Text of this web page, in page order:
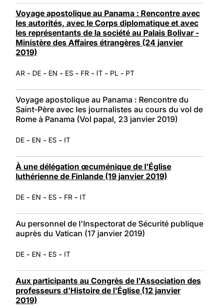
Voyage apostolique au Panama : Rencontre avec
les autorités, avec le Corps diplomatique et avec
les représentants de la société au Palais Bolivar -
Ministère des Affaires étrangères (24 janvier
2019)
AR - DE - EN - ES - FR - IT - PL - PT
Voyage apostolique au Panama : Rencontre du
Saint-Père avec les journalistes au cours du vol de
Rome à Panama (Vol papal, 23 janvier 2019)
DE - EN - ES - IT
À une délégation œcuménique de l'Église
luthérienne de Finlande (19 janvier 2019)
DE - EN - ES - FR - IT
Au personnel de l'Inspectorat de Sécurité publique
auprès du Vatican (17 janvier 2019)
DE - EN - ES - IT
Aux participants au Congrès de l'Association des
professeurs d'Histoire de l'Église (12 janvier
2019)